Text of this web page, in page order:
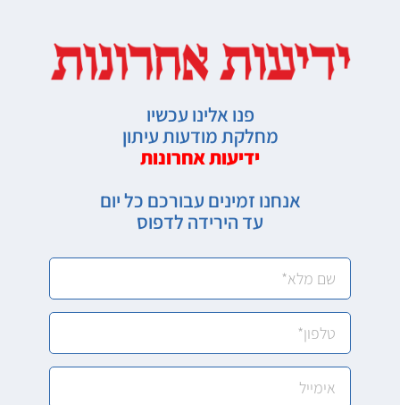
פנו אלינו עכשיו
מחלקת מודעות עיתון
ידיעות אחרונות
אנחנו זמינים עבורכם כל יום
עד הירידה לדפוס